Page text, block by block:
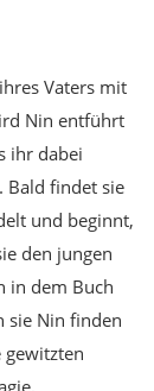
Vaters mit
Nin entführt
ihr dabei
Bald findet sie
und beginnt,
den jungen
in dem Buch
sie Nin finden
gewitzten